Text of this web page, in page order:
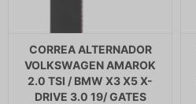
CORREA ALTERNADOR
VOLKSWAGEN AMAROK
2.0 TSI / BMW X3 X5 X-
DRIVE 3.0 19/ GATES